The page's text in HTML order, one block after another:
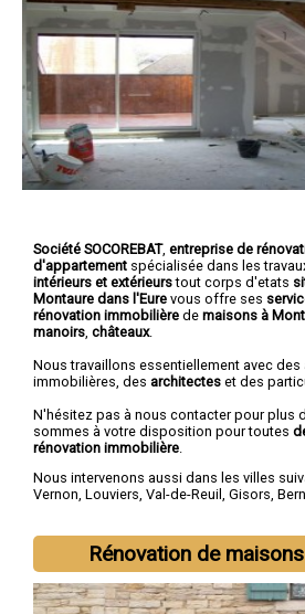
Société SOCOREBAT, entreprise de
d'appartement spécialisée dans les
intérieurs et extérieurstout corps d'etats
Montaure dans l'Eure vous offre ses
rénovation immobilière de maisons à
manoirs châteaux.
Nous travaillons essentiellement avec des
immobilières, des architectes et des
N'hésitez pas à nous contacter pour plus
sommes à votre disposition pour toutes
rénovation immobilière
Nous intervenons aussi dans les villes
Vernon, Louviers, Val-de-Reuil , Gisors,
Rénovation de